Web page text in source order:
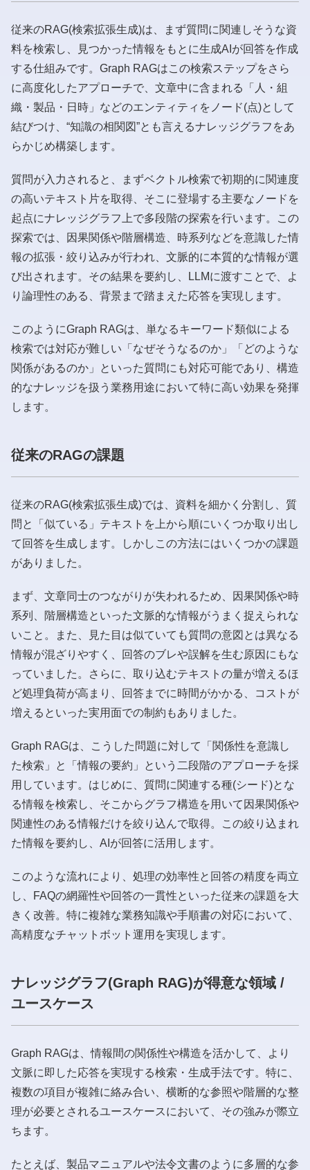
従来のRAG(検索拡張生成)は、まず質問に関連しそうな資
料を検索し、見つかった情報をもとに生成AIが回答を作成
する仕組みです。Graph RAGはこの検索ステップをさら
に高度化したアプローチで、文章中に含まれる「人・組
織・製品・日時」などのエンティティをノード(点)として
結びつけ、“知識の相関図”とも言えるナレッジグラフをあ
らかじめ構築します。
質問が入力されると、まずベクトル検索で初期的に関連度
の高いテキスト片を取得、そこに登場する主要なノードを
起点にナレッジグラフ上で多段階の探索を行います。この
探索では、因果関係や階層構造、時系列などを意識した情
報の拡張・絞り込みが行われ、文脈的に本質的な情報が選
び出されます。その結果を要約し、LLMに渡すことで、よ
り論理性のある、背景まで踏まえた応答を実現します。
このようにGraph RAGは、単なるキーワード類似による
検索では対応が難しい「なぜそうなるのか」「どのような
関係があるのか」といった質問にも対応可能であり、構造
的なナレッジを扱う業務用途において特に高い効果を発揮
します。
従来のRAGの課題
従来のRAG(検索拡張生成)では、資料を細かく分割し、質
問と「似ている」テキストを上から順にいくつか取り出し
て回答を生成します。しかしこの方法にはいくつかの課題
がありました。
まず、文章同士のつながりが失われるため、因果関係や時
系列、階層構造といった文脈的な情報がうまく捉えられな
いこと。また、見た目は似ていても質問の意図とは異なる
情報が混ざりやすく、回答のブレや誤解を生む原因にもな
っていました。さらに、取り込むテキストの量が増えるほ
ど処理負荷が高まり、回答までに時間がかかる、コストが
増えるといった実用面での制約もありました。
Graph RAGは、こうした問題に対して「関係性を意識し
た検索」と「情報の要約」という二段階のアプローチを採
用しています。はじめに、質問に関連する種(シード)とな
る情報を検索し、そこからグラフ構造を用いて因果関係や
関連性のある情報だけを絞り込んで取得。この絞り込まれ
た情報を要約し、AIが回答に活用します。
このような流れにより、処理の効率性と回答の精度を両立
し、FAQの網羅性や回答の一貫性といった従来の課題を大
きく改善。特に複雑な業務知識や手順書の対応において、
高精度なチャットボット運用を実現します。
ナレッジグラフ(Graph RAG)が得意な領域 /
ユースケース
Graph RAGは、情報間の関係性や構造を活かして、より
文脈に即した応答を実現する検索・生成手法です。特に、
複数の項目が複雑に絡み合い、横断的な参照や階層的な整
理が必要とされるユースケースにおいて、その強みが際立
ちます。
たとえば、製品マニュアルや法令文書のように多層的な参